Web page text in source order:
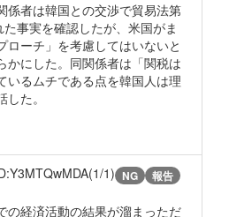
係者は韓国との交渉で貿易法第
事実を確認したが、米国がま
ローチ」を考慮してはいないと
かにした。同関係者は「関税は
いるムチである点を韓国人は理
た。
1) NG 報告
の経済活動の結果が溜まっただ